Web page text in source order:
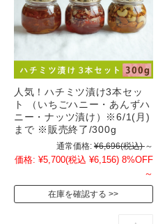
人気！ハチミツ漬け3本セッ
ト （いちごハニー・あんずハ
ニー・ナッツ漬け）※6/1(月)
まで ※販売終了/300g
通常価格: ¥6,696(税込) ～
価格: ¥5,700(税込 ¥6,156) 8%OFF
～
在庫を確認する